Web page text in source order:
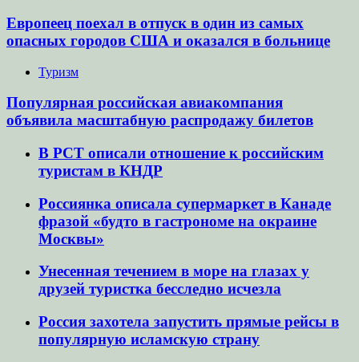
Европеец поехал в отпуск в один из самых
опасных городов США и оказался в больнице
Туризм
Популярная российская авиакомпания
объявила масштабную распродажу билетов
В РСТ описали отношение к российским
туристам в КНДР
Россиянка описала супермаркет в Канаде
фразой «будто в гастрономе на окраине
Москвы»
Унесенная течением в море на глазах у
друзей туристка бесследно исчезла
Россия захотела запустить прямые рейсы в
популярную исламскую страну